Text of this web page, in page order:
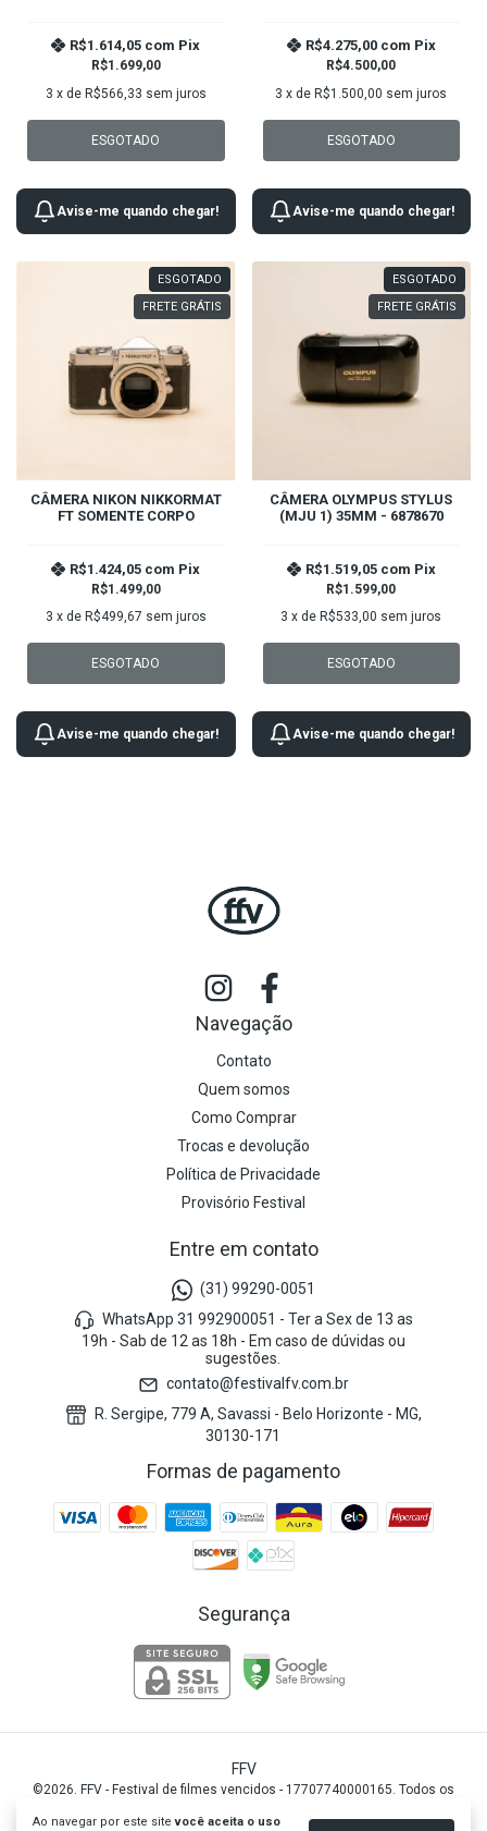
Ao navegar por este sitevocê aceita o uso
R$1.699,00
R$1.614,05 com Pix
3 x de R$566,33 sem juros
ESGOTADO
Avise-me quando chegar!
R$4.500,00
R$4.275,00 com Pix
3 x deR$1.500,00 sem juros
ESGOTADO
Avise-me quando chegar!
ESGOTADO
FRETE GRÁTIS
CÂMERA NIKON NIKKORMAT
FT SOMENTE CORPO
R$1.499,00
R$1.424,05 com Pix
3 x de R$499,67 sem juros
ESGOTADO
Avise-me quando chegar!
ESGOTADO
FRETE GRÁTIS
CÂMERA OLYMPUS STYLUS
(MJU 1) 35MM - 6878670
R$1.599,00
R$1.519,05 com Pix
3 x de R$533,00 sem juros
ESGOTADO
Avise-me quando chegar!
Navegação
Contato
Quem somos
Como Comprar
Trocas e devolução
Política de Privacidade
Provisório Festival
Entre em contato
(31) 99290-0051
WhatsApp 31 992900051 - Ter a Sex de 13 as
19h - Sab de 12 as 18h - Em caso de dúvidas ou
sugestões.
contato@festivalfv.com.br
R. Sergipe, 779 A, Savassi - Belo Horizonte - MG,
30130-171
Formas de pagamento
Segurança
FFV
©2026. FFV - Festival de filmes vencidos - 17707740000165. Todos os